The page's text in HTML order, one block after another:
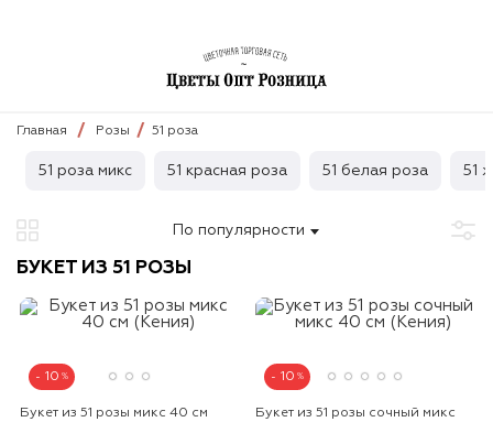
Главная Розы 51 роза
51 роза микс 51 красная роза 51 белая роза 51
По популярности
БУКЕТ ИЗ 51 РОЗЫ
10
Букет из 51 розы микс 40 см
10
Букет из 51 розы сочный микс